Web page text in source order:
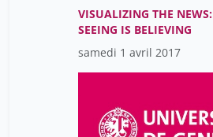
VISUALIZING THE NEWS:
SEEING IS BELIEVING
samedi 1 avril 2017